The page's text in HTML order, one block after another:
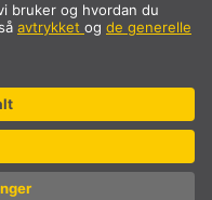
som legges til ved kjøp.